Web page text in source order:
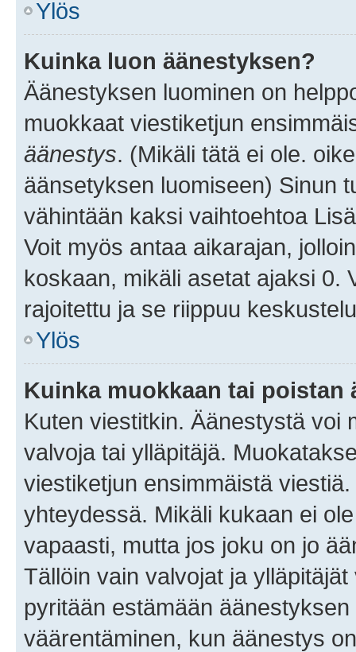
Ylös
Kuinka luon äänestyksen?
Äänestyksen luominen on
muokkaat viestiketjun
äänestys. (Mikäli tätä ei ole.
äänsetyksen luomiseen) Sinun
vähintään kaksi vaihtoehtoa
Voit myös antaa aikarajan,
koskaan, mikäli asetat ajaksi 0.
rajoitettu ja se riippuu
Ylös
Kuinka muokkaan tai poistan
Kuten viestitkin. Äänestystä voi
valvoja tai ylläpitäjä.
viestiketjun ensimmäistä
yhteydessä. Mikäli kukaan ei
vapaasti, mutta jos joku on jo
Tällöin vain valvojat ja
pyritään estämään
väärentäminen, kun äänestys